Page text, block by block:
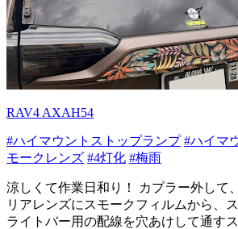
RAV4 AXAH54
#ハイマウントストップランプ #ハイマ
モークレンズ #4灯化 #梅雨
涼しくて作業日和り！ カプラー外して
リアレンズにスモークフィルムから、
ライトバー用の配線を穴あけして通す